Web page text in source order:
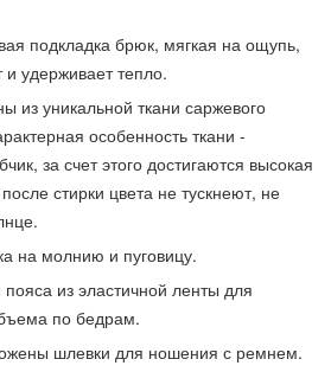
подкладка брюк, мягкая на ощупь,
и удерживает тепло.
из уникальной ткани саржевого
особенность ткани -
за счет этого достигаются высокая
стирки цвета не тускнеют, не
на молнию и пуговицу.
из эластичной ленты для
по бедрам.
шлевки для ношения с ремнем.